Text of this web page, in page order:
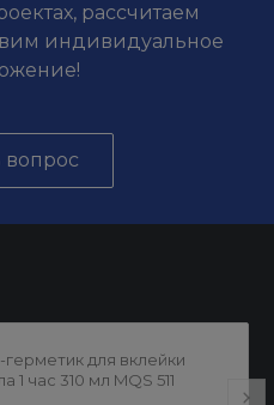
рассчитаем
индивидуальное
вопрос
герметик для вклейки
1 час 310 мл MQS 511